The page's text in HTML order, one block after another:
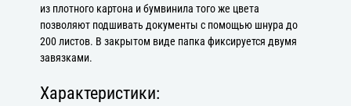
из плотного картона и бумвинила того же цвета
позволяют подшивать документы с помощью шнура до
200 листов. В закрытом виде папка фиксируется двумя
завязками.
Характеристики: